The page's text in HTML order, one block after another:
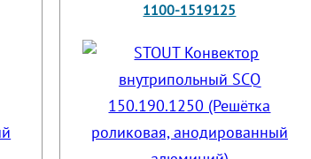
1100-1519125